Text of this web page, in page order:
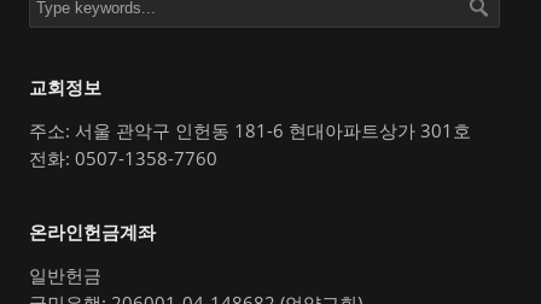
교회정보
주소: 서울 관악구 인헌동 181-6 현대아파트상가 301호
전화: 0507-1358-7760
온라인헌금계좌
일반헌금